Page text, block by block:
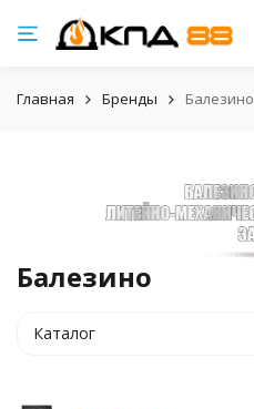
Главная Бренды Балезино
Балезино
Каталог